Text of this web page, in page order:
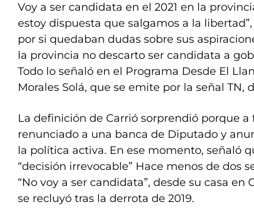
Voy a ser candidata en el 2021 en la
estoy dispuesta que salgamos a la
por si quedaban dudas sobre sus
la provincia no descarto ser candidata a
Todo lo señaló en el Programa Desde El
Morales Solá, que se emite por la señal TN,
La definición de Carrió sorprendió porque
renunciado a una banca de Diputado y
la política activa. En ese momento, señaló
“decisión irrevocable” Hace menos de dos
“No voy a ser candidata”, desde su casa en
se recluyó tras la derrota de 2019.